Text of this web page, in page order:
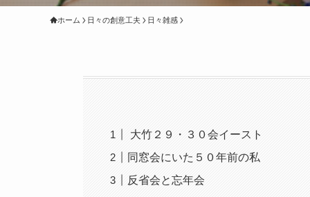
ホーム 日々の創意工夫 日々雑感
大竹２９・３０会イースト
同窓会にいた５０年前の私
反省会と忘年会